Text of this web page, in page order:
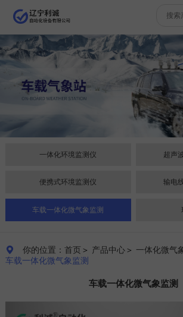
一体化环境监测仪 超声
便携式环境监测仪 输电
车载一体化微气象监测
 你的位置：首页 ＞ 产品中心＞ 一体化微气
车载一体化微气象监测
车载一体化微气象监测